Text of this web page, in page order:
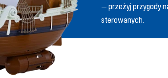
— przeżyj przygody
sterowanych.